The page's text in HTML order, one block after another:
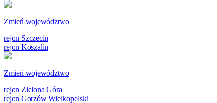
Zmień województwo
rejon Szczecin
rejon Koszalin
Zmień województwo
rejon Zielona Góra
rejon Gorzów Wielkopolski